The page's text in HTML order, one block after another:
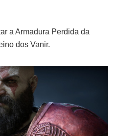
a Armadura Perdida da
dos Vanir.